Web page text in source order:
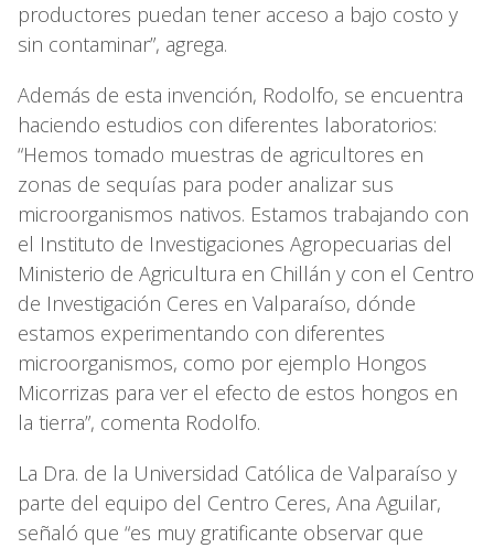
productores puedan tener acceso a bajo costo y
sin contaminar”, agrega.
Además de esta invención, Rodolfo, se encuentra
haciendo estudios con diferentes laboratorios:
“Hemos tomado muestras de agricultores en
zonas de sequías para poder analizar sus
microorganismos nativos. Estamos trabajando con
el Instituto de Investigaciones Agropecuarias del
Ministerio de Agricultura en Chillán y con el Centro
de Investigación Ceres en Valparaíso, dónde
estamos experimentando con diferentes
microorganismos, como por ejemplo Hongos
Micorrizas para ver el efecto de estos hongos en
la tierra”, comenta Rodolfo.
La Dra. de la Universidad Católica de Valparaíso y
parte del equipo del Centro Ceres, Ana Aguilar,
señaló que “es muy gratificante observar que